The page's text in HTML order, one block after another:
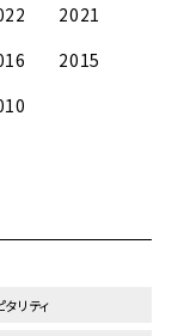
2021
2015
リティ